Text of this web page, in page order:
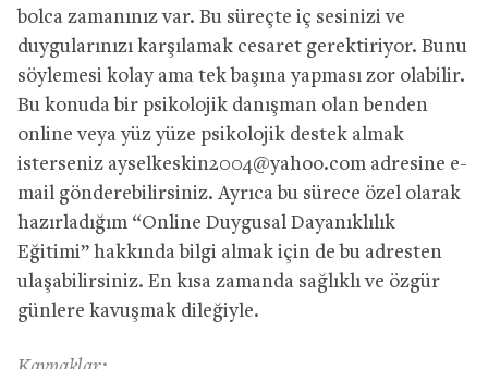
bolca zamanınız var. Bu süreçte iç sesinizi ve
duygularınızı karşılamak cesaret gerektiriyor. Bunu
söylemesi kolay ama tek başına yapması zor olabilir.
Bu konuda bir psikolojik danışman olan benden
online veya yüz yüze psikolojik destek almak
isterseniz ayselkeskin2004@yahoo.com adresine e-
mail gönderebilirsiniz. Ayrıca bu sürece özel olarak
hazırladığım “Online Duygusal Dayanıklılık
Eğitimi” hakkında bilgi almak için de bu adresten
ulaşabilirsiniz. En kısa zamanda sağlıklı ve özgür
günlere kavuşmak dileğiyle.